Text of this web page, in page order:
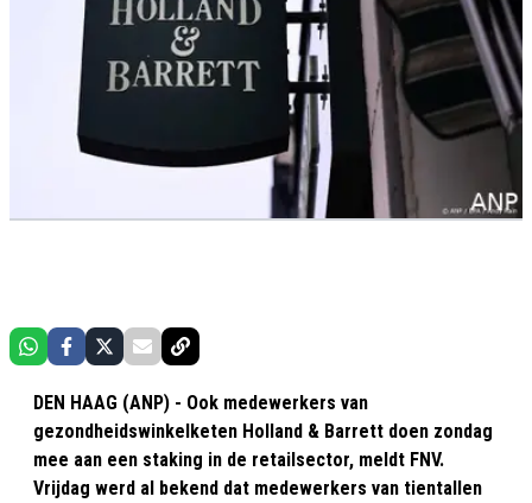
DEN HAAG (ANP) - Ook medewerkers van
gezondheidswinkelketen Holland & Barrett doen zondag
mee aan een staking in de retailsector, meldt FNV.
Vrijdag werd al bekend dat medewerkers van tientallen